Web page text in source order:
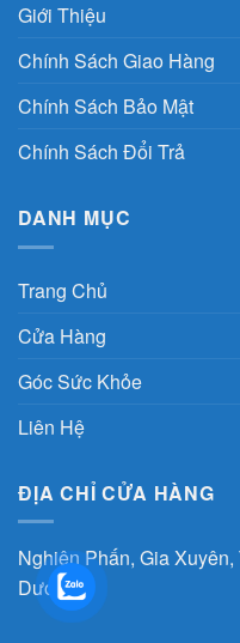
Giới Thiệu
Chính Sách Giao Hàng
Chính Sách Bảo Mật
Chính Sách Đổi Trả
DANH MỤC
Trang Chủ
Cửa Hàng
Góc Sức Khỏe
Liên Hệ
ĐỊA CHỈ CỬA HÀNG
Nghiên Phấn, Gia
Dương